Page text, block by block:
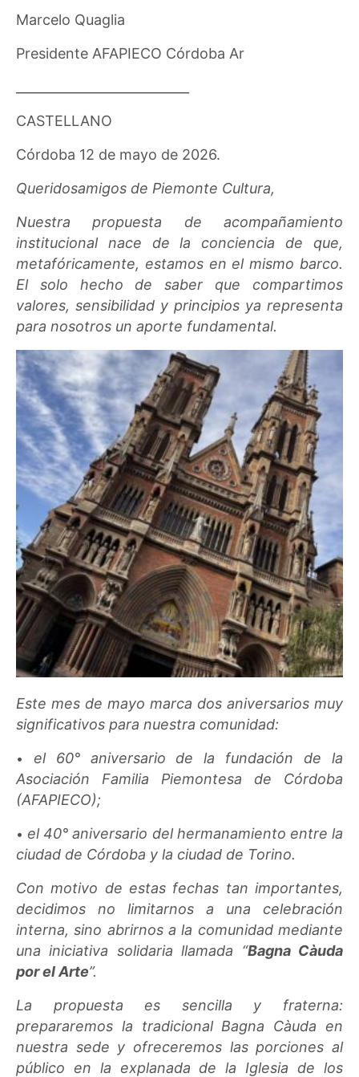
Marcelo Quaglia
Presidente AFAPIECO Córdoba Ar
CASTELLANO
Córdoba 12 de mayo de 2026.
Queridosamigos de Piemonte Cultura,
Nuestra propuesta de acompañamiento
institucional nace de la conciencia de que,
metafóricamente, estamos en el mismo barco.
El solo hecho de saber que compartimos
valores, sensibilidad y principios ya representa
para nosotros un aporte fundamental.
Este mes de mayo marca dos aniversarios muy
significativos para nuestra comunidad:
• el 60° aniversario de la fundación de la
Asociación Familia Piemontesa de Córdoba
(AFAPIECO);
• el 40° aniversario del hermanamiento entre la
ciudad de Córdoba y la ciudad de Torino.
Con motivo de estas fechas tan importantes,
decidimos no limitarnos a una celebración
interna, sino abrirnos a la comunidad mediante
una iniciativa solidaria llamada “Bagna Càuda
por el Arte”.
La propuesta es sencilla y fraterna:
prepararemos la tradicional Bagna Càuda en
nuestra sede y ofreceremos las porciones al
público en la explanada de la Iglesia de los